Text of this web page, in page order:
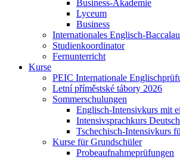
Business-Akademie
Lyceum
Business
Internationales Englisch-
Studienkoordinator
Fernunterricht
Kurse
PEIC Internationale
Letní příměstské tábory 2026
Sommerschulungen
Englisch-Intensivkurs mit
Intensivsprachkurs Deutsch
Tschechisch-Intensivkurs
Kurse für Grundschüler
Probeaufnahmeprüfungen